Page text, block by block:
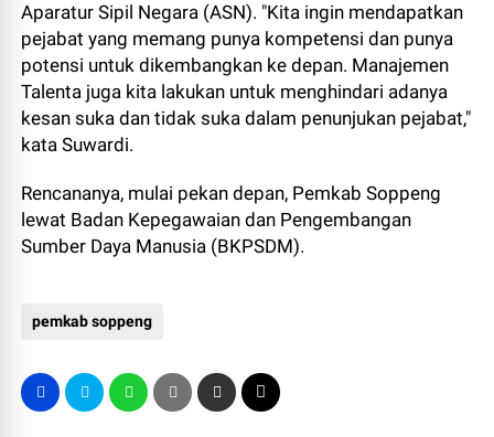
Aparatur Sipil Negara (ASN). "Kita ingin mendapatkan
pejabat yang memang punya kompetensi dan punya
potensi untuk dikembangkan ke depan. Manajemen
Talenta juga kita lakukan untuk menghindari adanya
kesan suka dan tidak suka dalam penunjukan pejabat,"
kata Suwardi.
Rencananya, mulai pekan depan, Pemkab Soppeng
lewat Badan Kepegawaian dan Pengembangan
Sumber Daya Manusia (BKPSDM).
pemkab soppeng